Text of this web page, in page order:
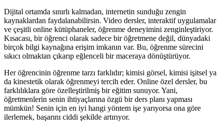
Dijital ortamda sınırlı kalmadan, internetin sunduğu zengin
kaynaklardan faydalanabilirsin. Video dersler, interaktif uygulamalar
ve çeşitli online kütüphaneler, öğrenme deneyimini zenginleştiriyor.
Kısacası, bir öğrenci olarak sadece bir öğretmene değil, dünyadaki
birçok bilgi kaynağına erişim imkanın var. Bu, öğrenme sürecini
sıkıcı olmaktan çıkarıp eğlenceli bir maceraya dönüştürüyor.
Her öğrencinin öğrenme tarzı farklıdır; kimisi görsel, kimisi işitsel ya
da kinestetik olarak öğrenmeyi tercih eder. Online özel dersler, bu
farklılıklara göre özelleştirilmiş bir eğitim sunuyor. Yani,
öğretmenlerin senin ihtiyaçlarına özgü bir ders planı yapması
mümkün! Senin için en iyi hangi yöntem işe yarıyorsa ona göre
ilerlemek, başarını ciddi şekilde artırıyor.